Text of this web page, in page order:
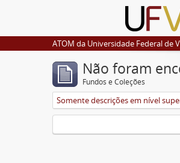
ATOM da Universidade Federal de
Não foram
Fundos e Coleções
Somente descrições em nível